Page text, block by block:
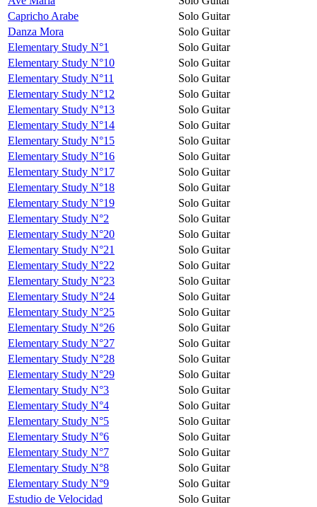
Capricho Arabe
Solo Guitar
Danza Mora
Solo Guitar
Elementary Study N°1
Solo Guitar
Elementary Study N°10
Solo Guitar
Elementary Study N°11
Solo Guitar
Elementary Study N°12
Solo Guitar
Elementary Study N°13
Solo Guitar
Elementary Study N°14
Solo Guitar
Elementary Study N°15
Solo Guitar
Elementary Study N°16
Solo Guitar
Elementary Study N°17
Solo Guitar
Elementary Study N°18
Solo Guitar
Elementary Study N°19
Solo Guitar
Elementary Study N°2
Solo Guitar
Elementary Study N°20
Solo Guitar
Elementary Study N°21
Solo Guitar
Elementary Study N°22
Solo Guitar
Elementary Study N°23
Solo Guitar
Elementary Study N°24
Solo Guitar
Elementary Study N°25
Solo Guitar
Elementary Study N°26
Solo Guitar
Elementary Study N°27
Solo Guitar
Elementary Study N°28
Solo Guitar
Elementary Study N°29
Solo Guitar
Elementary Study N°3
Solo Guitar
Elementary Study N°4
Solo Guitar
Elementary Study N°5
Solo Guitar
Elementary Study N°6
Solo Guitar
Elementary Study N°7
Solo Guitar
Elementary Study N°8
Solo Guitar
Elementary Study N°9
Solo Guitar
Estudio de Velocidad
Solo Guitar